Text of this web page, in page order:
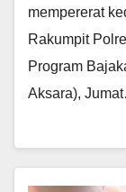
mempererat
Rakumpit
Program
Aksara),